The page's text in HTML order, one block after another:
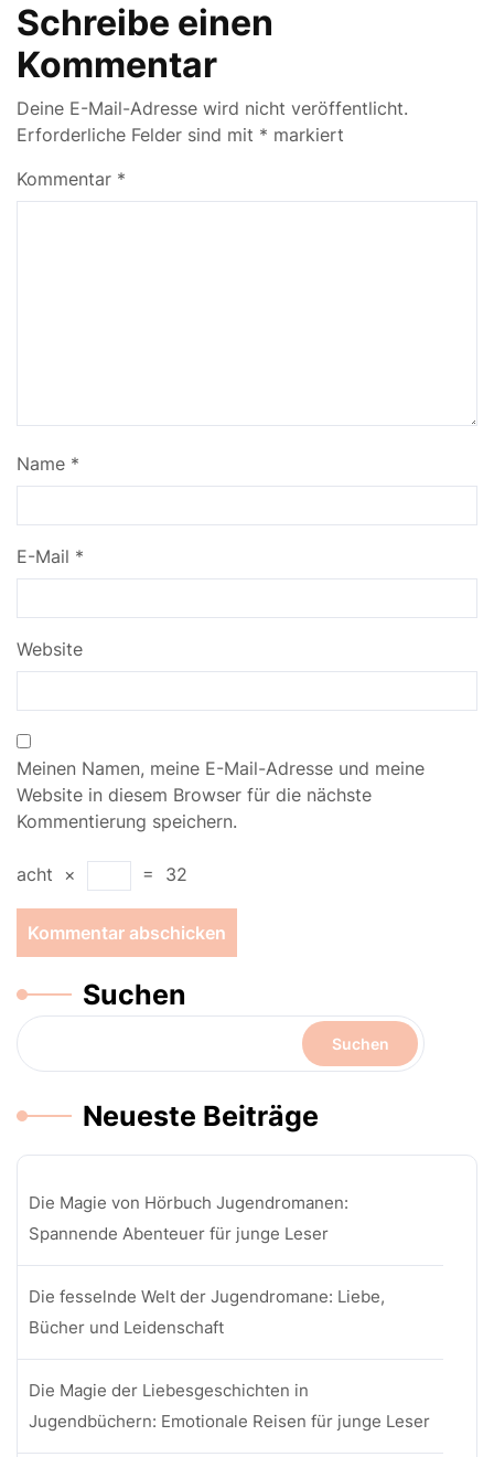
Schreibe einen
Kommentar
Deine E-Mail-Adresse wird nicht veröffentlicht.
Erforderliche Felder sind mit * markiert
Kommentar *
Name *
E-Mail *
Website
Meinen Namen, meine E-Mail-Adresse und meine
Website in diesem Browser für die nächste
Kommentierung speichern.
acht × = 32
Suchen
Suchen
Neueste Beiträge
Die Magie von Hörbuch Jugendromanen:
Spannende Abenteuer für junge Leser
Die fesselnde Welt der Jugendromane: Liebe,
Bücher und Leidenschaft
Die Magie der Liebesgeschichten in
Jugendbüchern: Emotionale Reisen für junge Leser